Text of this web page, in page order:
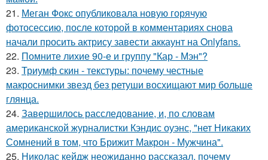
21. Меган Фокс опубликовала новую горячую
фотосессию, после которой в комментариях снова
начали просить актрису завести аккаунт на Onlyfans.
22. Помните лихие 90-е и группу "Кар - Мэн"?
23. Триумф скин - текстуры: почему честные
макроснимки звезд без ретуши восхищают мир больше
глянца.
24. Завершилось расследование, и, по словам
американской журналистки Кэндис оуэнс, "нет Никаких
Сомнений в том, что Брижит Макрон - Мужчина".
25. Николас кейдж неожиданно рассказал, почему